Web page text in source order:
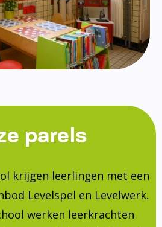
parels
krijgen leerlingen met een
Levelspel en Levelwerk.
werken leerkrachten